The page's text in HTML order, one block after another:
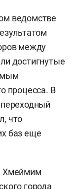
ведомстве
между
достигнутые
процесса. В
что
баз еще
Хмеймим
города